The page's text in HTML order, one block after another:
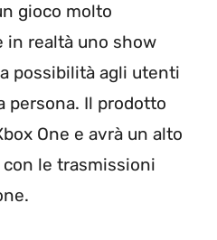
gioco molto
in realtà uno show
possibilità agli utenti
persona. Il prodotto
One e avrà un alto
le trasmissioni